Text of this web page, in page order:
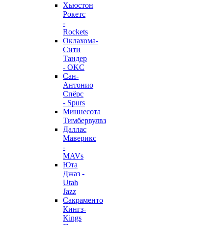
Хьюстон
Рокетс
-
Rockets
Оклахома-
Сити
Тандер
- OKC
Сан-
Антонио
Спёрс
- Spurs
Миннесота
Тимбервулвз
Даллас
Маверикс
-
MAVs
Юта
Джаз -
Utah
Jazz
Сакраменто
Кингз-
Kings